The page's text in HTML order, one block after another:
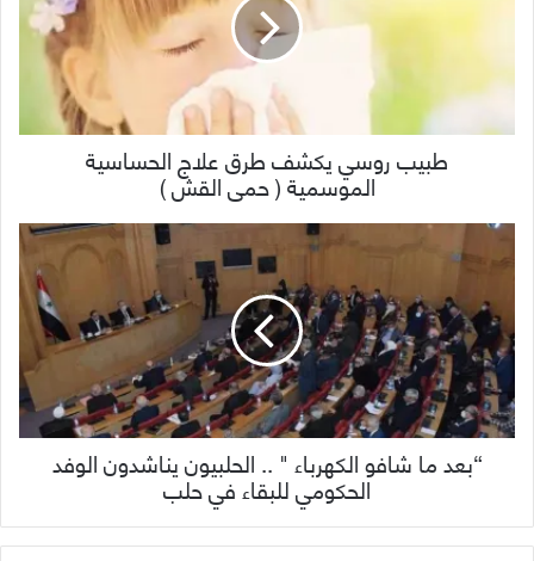
طبيب روسي يكشف طرق علاج الحساسية
الموسمية ( حمى القش )
“بعد ما شافو الكهرباء " .. الحلبيون يناشدون الوفد
الحكومي للبقاء في حلب